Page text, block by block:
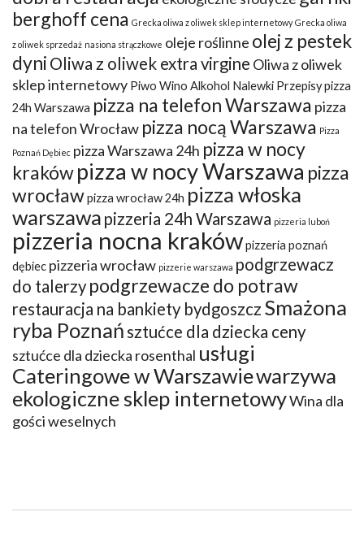
berghoff cena Grecka oliwa z oliwek sklep internetowy Grecka oliwa
z oliwek sprzedaż nasiona strączkowe oleje roślinne olej z pestek
dyni Oliwa z oliwek extra virgine Oliwa z oliwek
sklep internetowy Piwo Wino Alkohol Nalewki Przepisypizza
24h Warszawa pizza na telefon Warszawa pizza
na telefon Wrocław pizza nocą Warszawa Pizza
Poznań Dębiec pizza Warszawa 24h pizza w nocy
krakówpizza w nocy Warszawa pizza
wrocławpizza wrocław 24h pizza włoska
warszawa pizzeria 24h Warszawa pizzeria luboń
pizzeria nocna krakówpizzeria poznań
dębiec pizzeria wrocław pizzerie warszawa podgrzewacz
do talerzy podgrzewacze do potraw
restauracja na bankiety bydgoszcz Smażona
ryba Poznań sztućce dla dziecka ceny
sztućce dla dziecka rosenthal usługi
Cateringowe w Warszawiewarzywa
ekologiczne sklep internetowyWina dla
gości weselnych